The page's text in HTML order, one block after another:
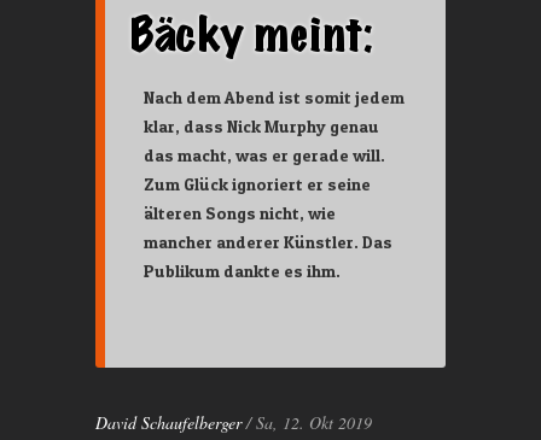
Nach dem Abend ist somit jedem
klar, dass Nick Murphy genau
das macht, was er gerade will.
Zum Glück ignoriert er seine
älteren Songs nicht, wie
mancher anderer Künstler. Das
Publikum dankte es ihm.
David Schaufelberger/ Sa, 12. Okt 2019